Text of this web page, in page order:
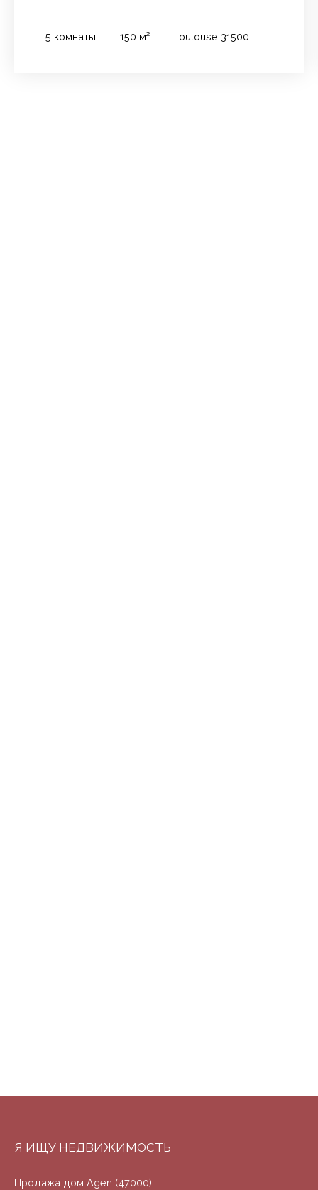
5 комнаты 150 м² Toulouse 31500
Я ИЩУ НЕДВИЖИМОСТЬ
Продажа дом Agen (47000)